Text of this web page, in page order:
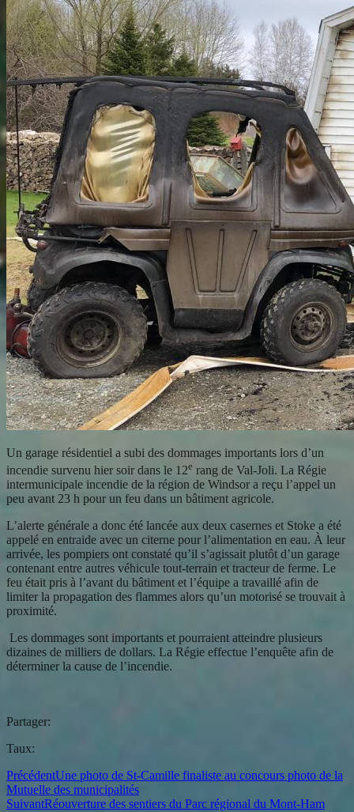
Un garage résidentiel a subi des dommages importants lors d’un
incendie survenu hier soir dans le 12e rang de Val-Joli. La Régie
intermunicipale incendie de la région de Windsor a reçu l’appel un
peu avant 23 h pour un feu dans un bâtiment agricole.
L’alerte générale a donc été lancée aux deux casernes et Stoke a été
appelé en entraide avec un citerne pour l’alimentation en eau. À leur
arrivée, les pompiers ont constaté qu’il s’agissait plutôt d’un garage
contenant entre autres véhicule tout-terrain et tracteur de ferme. Le
feu était pris à l’avant du bâtiment et l’équipe a travaillé afin de
limiter la propagation des flammes alors qu’un motorisé se trouvait à
proximité.
Les dommages sont importants et pourraient atteindre plusieurs
dizaines de milliers de dollars. La Régie effectue l’enquête afin de
déterminer la cause de l’incendie.
Partager:
Taux:
PrécédentUne photo de St-Camille finaliste au concours photo de la
Mutuelle des municipalités
SuivantRéouverture des sentiers du Parc régional du Mont-Ham